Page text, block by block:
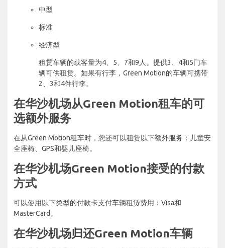
中型
标准
经济型
租赁车辆的载客量为4、5、7和9人。提供3、4和5门车
辆可供租赁。如果有行李，Green Motion的车辆可携带
2、3和4件行李。
在华沙机场从Green Motion租车的可
选额外服务
在从Green Motion租车时，您还可以租赁以下额外服务：儿童安
全座椅、GPS和婴儿座椅。
在华沙机场Green Motion接受的付款
方式
可以使用以下类型的付款卡支付车辆租赁费用：Visa和
MasterCard。
在华沙机场归还Green Motion车辆